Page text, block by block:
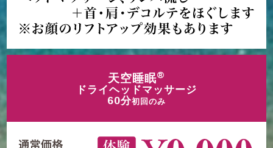
天空睡眠®
ドライヘッドマッサージ
60分初回のみ